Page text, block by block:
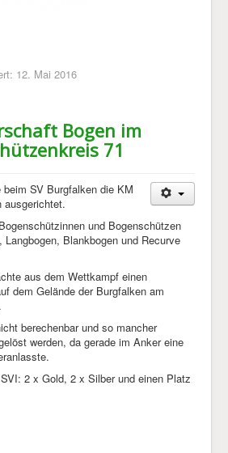
12. Mai 2016
Bogen im
71
SV Burgfalken die KM
ausgerichtet.
und Bogenschützen
Blankbogen und Recurve
aus dem Wettkampf einen
dem Gelände der Burgfalken am
berechenbar und so mancher
werden, da gerade im Anker eine
2 x Gold, 2 x Silber und einen Platz